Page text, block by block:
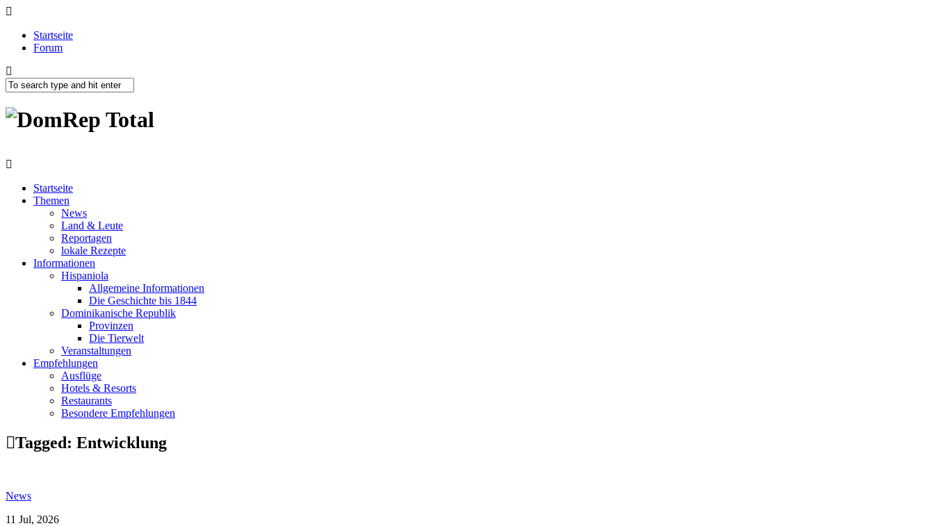
Startseite
Forum
Startseite
Themen
News
Land & Leute
Reportagen
lokale Rezepte
Informationen
Hispaniola
Allgemeine Informationen
Die Geschichte bis 1844
Dominikanische Republik
Provinzen
Die Tierwelt
Veranstaltungen
Empfehlungen
Ausflüge
Hotels & Resorts
Restaurants
Besondere Empfehlungen
Tagged: Entwicklung
News
11 Jul, 2026